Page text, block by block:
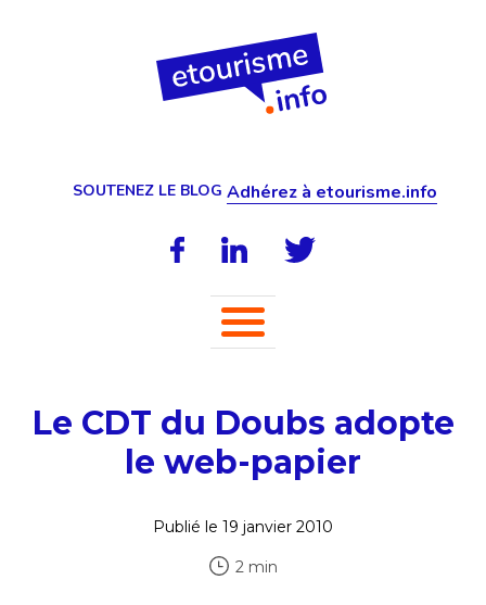
SOUTENEZ LE BLOG Adhérez à etourisme.info
Le CDT du Doubs adopte
le web-papier
Publié le 19 janvier 2010
2 min